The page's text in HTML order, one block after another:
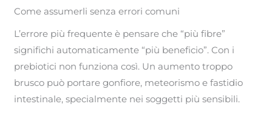
Come assumerli senza errori comuni
L’errore più frequente è pensare che “più fibre”
significhi automaticamente “più beneficio”. Con i
prebiotici non funziona così. Un aumento troppo
brusco può portare gonfiore, meteorismo e fastidio
intestinale, specialmente nei soggetti più sensibili.